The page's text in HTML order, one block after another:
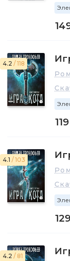
4.2 / 118
4.1 / 103
4.2 / 81